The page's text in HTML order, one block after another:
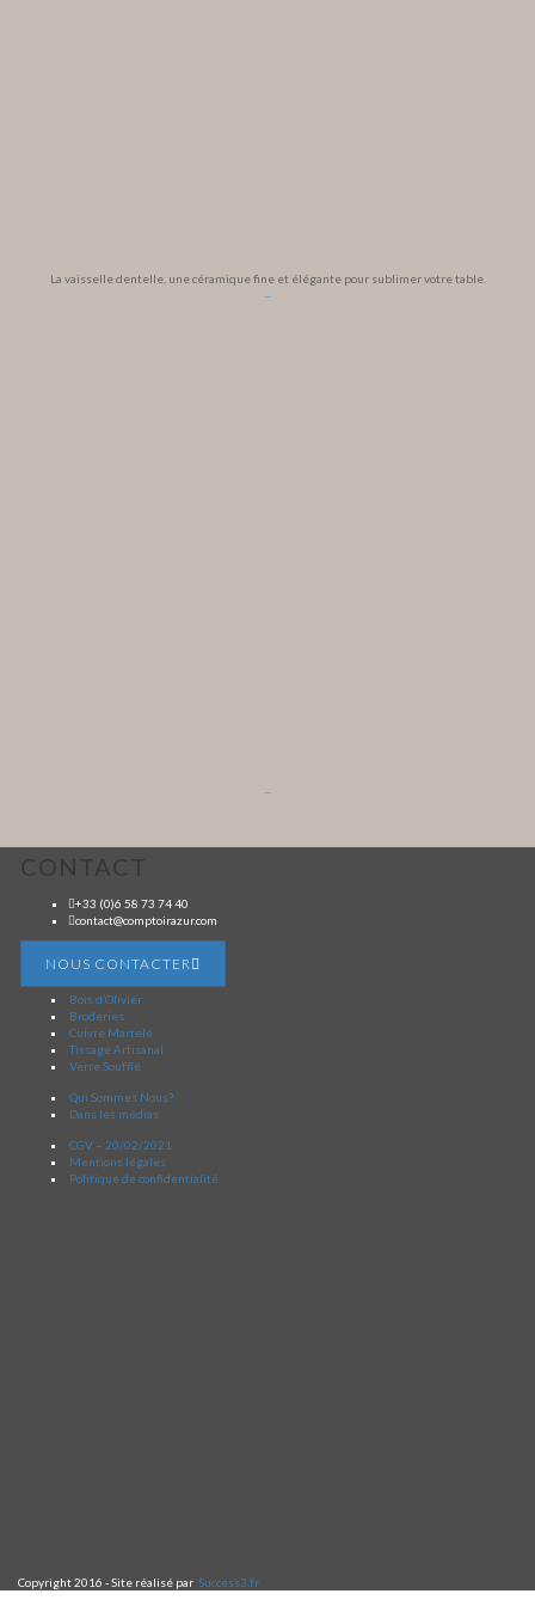
La vaisselle dentelle, une céramique fine et élégante pour sublimer votre table.
CONTACT
+33 (0)6 58 73 74 40
contact@comptoirazur.com
NOUS CONTACTER
Bois d’Olivier
Broderies
Cuivre Martelé
Tissage Artisanal
Verre Soufflé
Qui Sommes Nous?
Dans les médias
CGV – 20/02/2021
Mentions légales
Politique de confidentialité
Copyright 2016 - Site réalisé par Success3.fr